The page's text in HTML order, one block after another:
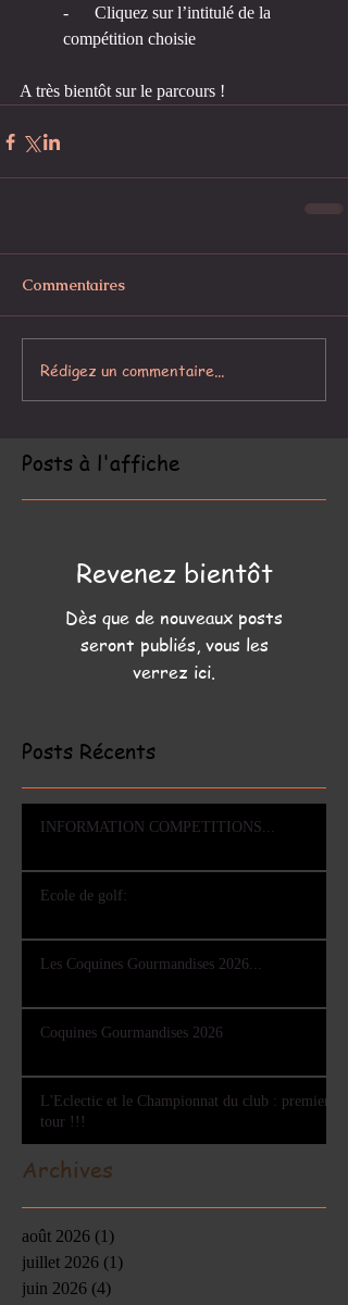
-      Cliquez sur l’intitulé de la
compétition choisie
A très bientôt sur le parcours !
Commentaires
Rédigez un commentaire...
Posts à l'affiche
Revenez bientôt
Dès que de nouveaux posts
seront publiés, vous les
verrez ici.
Posts Récents
INFORMATION COMPETITIONS...
Ecole de golf:
Les Coquines Gourmandises 2026...
Coquines Gourmandises 2026
L'Eclectic et le Championnat du club : premier
tour !!!
Archives
août 2026 (1)
juillet 2026 (1)
juin 2026 (4)